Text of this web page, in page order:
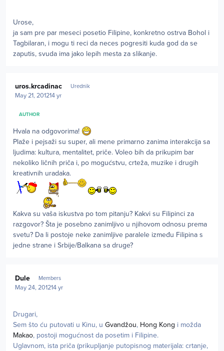
Urose,
ja sam pre par meseci posetio Filipine, konkretno ostrva Bohol i
Tagbilaran, i mogu ti reci da neces pogresiti kuda god da se
zaputis, svuda ima jako lepih mesta za slikanje.
uros.krcadinac Urednik
May 21, 201214 yr
AUTHOR
Hvala na odgovorima!
Plaže i pejsaži su super, ali mene primarno zanima interakcija sa
ljudima: kultura, mentalitet, priče. Voleo bih da prikupim bar
nekoliko ličnih priča i, po mogućstvu, crteža, muzike i drugih
kreativnih uradaka.
Kakva su vaša iskustva po tom pitanju? Kakvi su Filipinci za
razgovor? Šta je posebno zanimljivo u njihovom odnosu prema
svetu? Da li postoje neke zanimljive paralele između Filipina s
jedne strane i Srbije/Balkana sa druge?
Dule Members
May 24, 201214 yr
Drugari,
Sem što ću putovati u Kinu, u Gvandžou, Hong Kong i možda
Makao, postoji mogućnost da posetim i Filipine.
Uglavnom, ista priča (prikupljanje putopisnog materijala: crtanje,